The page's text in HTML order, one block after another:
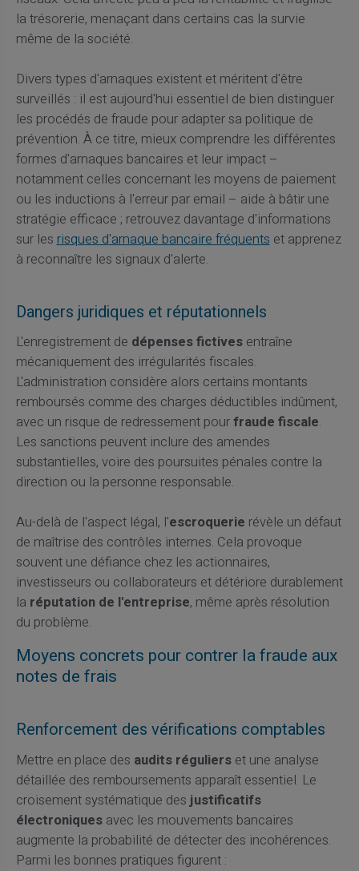
la trésorerie, menaçant dans certains cas la survie
même de la société.
Divers types d'arnaques existent et méritent d'être
surveillés : il est aujourd'hui essentiel de bien distinguer
les procédés de fraude pour adapter sa politique de
prévention. À ce titre, mieux comprendre les différentes
formes d'arnaques bancaires et leur impact –
notamment celles concernant les moyens de paiement
ou les inductions à l'erreur par email – aide à bâtir une
stratégie efficace ; retrouvez davantage d'informations
sur les risques d'arnaque bancaire fréquents et apprenez
à reconnaître les signaux d'alerte.
Dangers juridiques et réputationnels
L'enregistrement de dépenses fictivesentraîne
mécaniquement des irrégularités fiscales.
L'administration considère alors certains montants
remboursés comme des charges déductibles indûment,
avec un risque de redressement pourfraude fiscale.
Les sanctions peuvent inclure des amendes
substantielles, voire des poursuites pénales contre la
direction ou la personne responsable.
Au-delà de l'aspect légal, l'escroquerie révèle un défaut
de maîtrise des contrôles internes. Cela provoque
souvent une défiance chez les actionnaires,
investisseurs ou collaborateurs et détériore durablement
la réputation de l'entreprise, même après résolution
du problème.
Moyens concrets pour contrer la fraude aux
notes de frais
Renforcement des vérifications comptables
Mettre en place des audits régulierset une analyse
détaillée des remboursements apparaît essentiel. Le
croisement systématique des justificatifs
électroniquesavec les mouvements bancaires
augmente la probabilité de détecter des incohérences.
Parmi les bonnes pratiques figurent :